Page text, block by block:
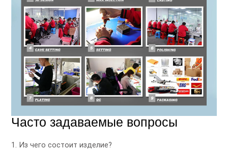
Часто задаваемые вопросы
1. Из чего состоит изделие?